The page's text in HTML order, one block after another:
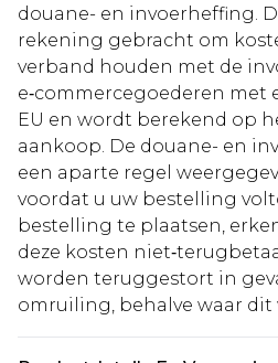
douane- en invoerheffing.
rekening gebracht om
verband houden met de
e‑commercegoederen met
EU en wordt berekend op
aankoop. De douane- en
een aparte regel
voordat u uw bestelling
bestelling te plaatsen,
deze kosten
worden teruggestort in
omruiling, behalve waar